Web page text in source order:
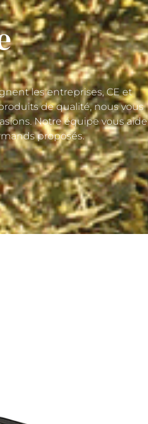
les entreprises, CE et
de qualité, nous vous
Notre équipe vous aide
proposés.